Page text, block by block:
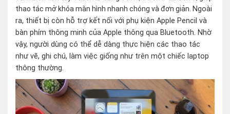
thao tác mở khóa màn hình nhanh chóng và đơn giản. Ngoài
ra, thiết bị còn hỗ trợ kết nối với phụ kiện Apple Pencil và
bàn phím thông minh của Apple thông qua Bluetooth. Nhờ
vậy, người dùng có thể dễ dàng thực hiện các thao tác
như vẽ, ghi chú, làm việc giống như trên một chiếc laptop
thông thường.